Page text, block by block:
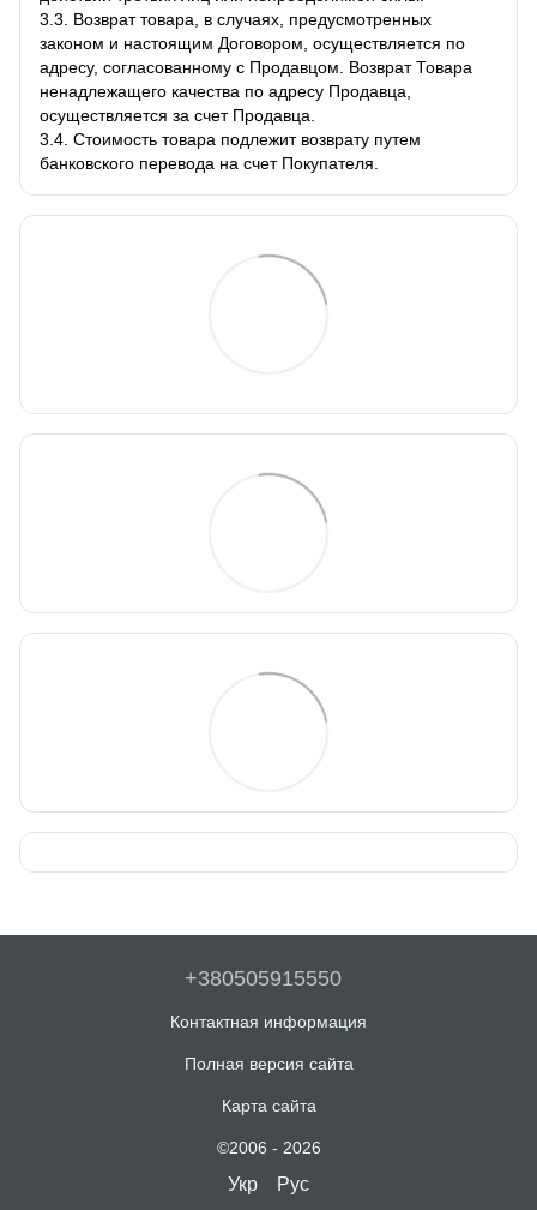
3.3. Возврат товара, в случаях, предусмотренных
законом и настоящим Договором, осуществляется по
адресу, согласованному с Продавцом. Возврат Товара
ненадлежащего качества по адресу Продавца,
осуществляется за счет Продавца.
3.4. Стоимость товара подлежит возврату путем
банковского перевода на счет Покупателя.
+380505915550
Контактная информация
Полная версия сайта
Карта сайта
©2006 - 2026
Укр Рус